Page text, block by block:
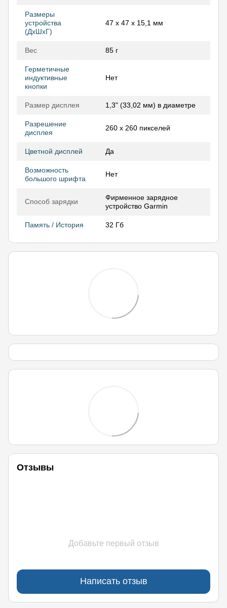
Размеры
устройства
(ДхШхГ)
47 x 47 x 15,1 мм
Вес 85 г
Герметичные
индуктивные
кнопки
Нет
Размер дисплея 1,3" (33,02 мм) в диаметре
Разрешение
дисплея
260 х 260 пикселей
Цветной дисплей Да
Возможность
большого шрифта
Нет
Способ зарядки
Фирменное зарядное
устройство Garmin
Память / История 32 Гб
Отзывы
Добавьте первый отзыв
Написать отзыв